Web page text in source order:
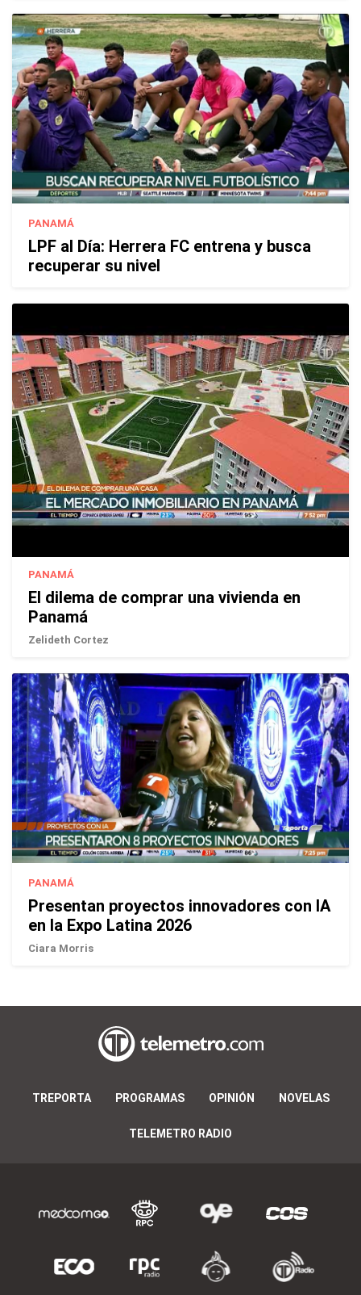
PANAMÁ
LPF al Día: Herrera FC entrena y busca
recuperar su nivel
PANAMÁ
El dilema de comprar una vivienda en
Panamá
Zelideth Cortez
PANAMÁ
Presentan proyectos innovadores con IA
en la Expo Latina 2026
Ciara Morris
TREPORTA PROGRAMAS OPINIÓN NOVELAS
TELEMETRO RADIO